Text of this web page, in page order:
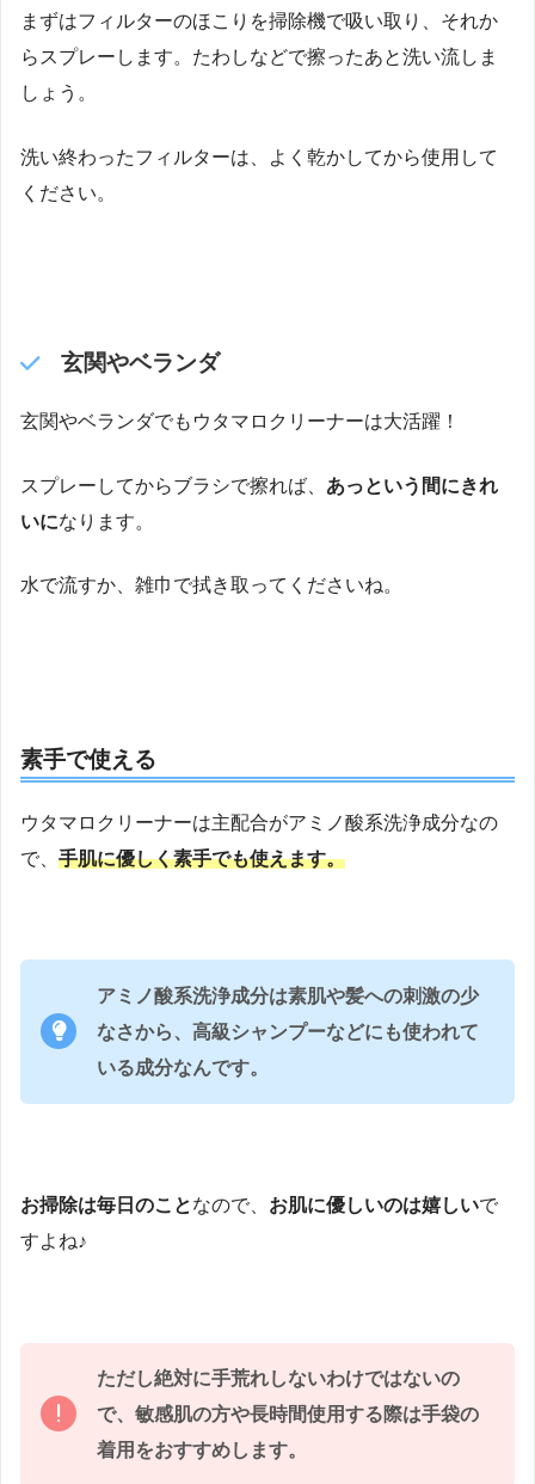
まずはフィルターのほこりを掃除機で吸い取り、それか
らスプレーします。たわしなどで擦ったあと洗い流しま
しょう。
洗い終わったフィルターは、よく乾かしてから使用して
ください。
玄関やベランダ
玄関やベランダでもウタマロクリーナーは大活躍！
スプレーしてからブラシで擦れば、 あっという間にきれ
いになります。
水で流すか、雑巾で拭き取ってくださいね。
素手で使える
ウタマロクリーナーは主配合がアミノ酸系洗浄成分なの
で、 手肌に優しく素手でも使えます。
アミノ酸系洗浄成分は素肌や髪への刺激の少
なさから、高級シャンプーなどにも使われて
いる成分なんです。
お掃除は毎日のことなので、 お肌に優しいのは嬉しいで
すよね♪
ただし絶対に手荒れしないわけではないの
で、敏感肌の方や長時間使用する際は手袋の
着用をおすすめします。